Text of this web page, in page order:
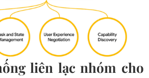
liên lạc nhóm cho